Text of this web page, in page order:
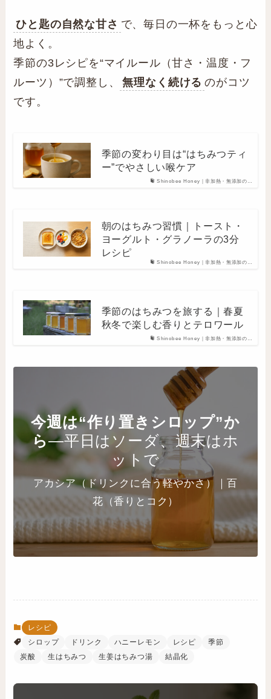
ひと匙の自然な甘さ で、毎日の一杯をもっと心
地よく。
季節の3レシピを“マイルール（甘さ・温度・フ
ルーツ）”で調整し、
無理なく続ける のがコツ
です。
Shinobee Honey｜非加熱・無添加の…
季節の変わり目は“はちみつティ
ー”でやさしい喉ケア
Shinobee Honey｜非加熱・無添加の…
朝のはちみつ習慣｜トースト・
ヨーグルト・グラノーラの3分
レシピ
Shinobee Honey｜非加熱・無添加の…
季節のはちみつを旅する｜春夏
秋冬で楽しむ香りとテロワール
今週は“作り置きシロップ”か
ら—平日はソーダ、週末はホ
ットで
アカシア（ドリンクに合う軽やかさ）｜百
花（香りとコク）
レシピ
シロップ
ドリンク ハニーレモン レシピ
季節
炭酸
生はちみつ 生姜はちみつ湯 結晶化